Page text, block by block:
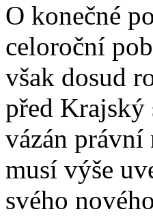
O konečné
celoroční
však dosud
před Krajský
vázán právní
musí výše
svého